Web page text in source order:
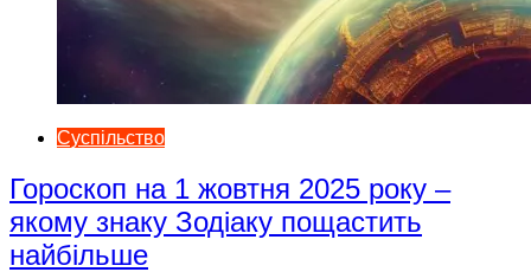
Суспільство
Гороскоп на 1 жовтня 2025 року –
якому знаку Зодіаку пощастить
найбільше